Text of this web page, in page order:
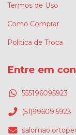
Termos de Uso
Como Comprar
Politica de Troca
Entre em
555196095923
(51)99609.5923